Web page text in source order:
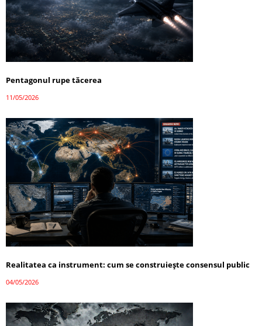
Pentagonul rupe tăcerea
11/05/2026
Realitatea ca instrument: cum se construiește consensul public
04/05/2026